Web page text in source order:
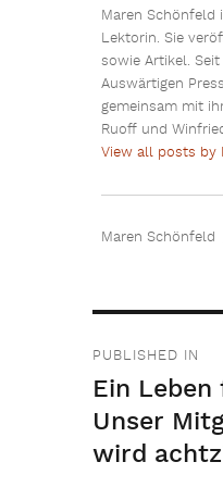
Maren Schönfeld
Lektorin. Sie
sowie Artikel.
Auswärtigen
gemeinsam mit
Ruoff und
View all posts by
Maren Schönfeld
PUBLISHED IN
Ein
Unser
wird